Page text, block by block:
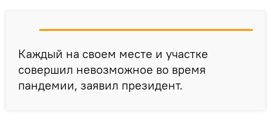
Каждый на своем месте и участке
совершил невозможное во время
пандемии, заявил президент.